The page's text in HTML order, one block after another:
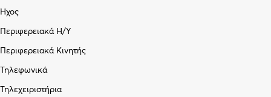
Ήχος
Περιφερειακά Η/Υ
Περιφερειακά Κινητής
Τηλεφωνικά
Τηλεχειριστήρια